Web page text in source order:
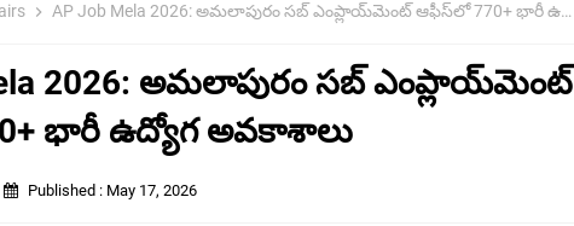
AP Job Mela 2026: అమలాపురం సబ్ ఎంప్లాయ్‌మెంట్ ఆఫీస్‌లో 770+ భారీ ఉద్యోగ అవకాశాలు
2026: అమలాపురం సబ్ ఎంప్లాయ్‌మెంట్
భారీ ఉద్యోగ అవకాశాలు
Published : May 17, 2026